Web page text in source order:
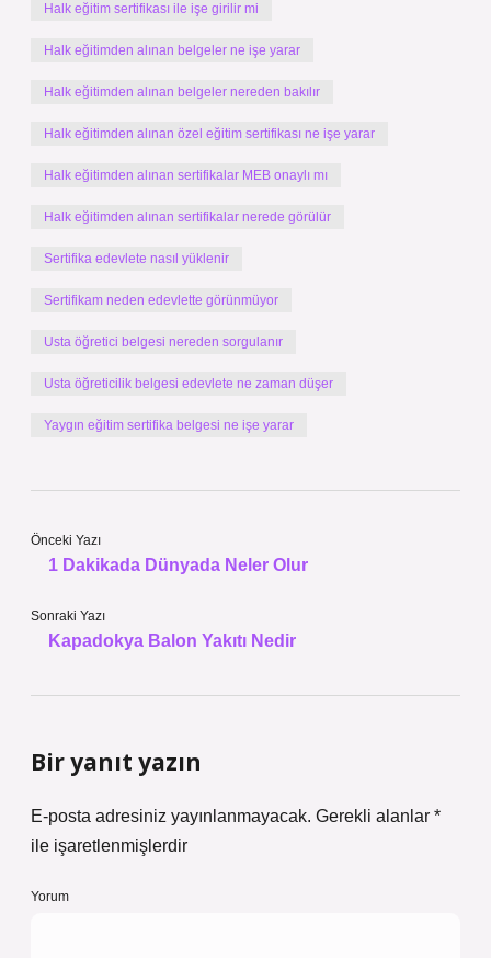
Halk eğitim sertifikası ile işe girilir mi
Halk eğitimden alınan belgeler ne işe yarar
Halk eğitimden alınan belgeler nereden bakılır
Halk eğitimden alınan özel eğitim sertifikası ne işe yarar
Halk eğitimden alınan sertifikalar MEB onaylı mı
Halk eğitimden alınan sertifikalar nerede görülür
Sertifika edevlete nasıl yüklenir
Sertifikam neden edevlette görünmüyor
Usta öğretici belgesi nereden sorgulanır
Usta öğreticilik belgesi edevlete ne zaman düşer
Yaygın eğitim sertifika belgesi ne işe yarar
Önceki Yazı
1 Dakikada Dünyada Neler Olur
Sonraki Yazı
Kapadokya Balon Yakıtı Nedir
Bir yanıt yazın
E-posta adresiniz yayınlanmayacak. Gerekli alanlar *
ile işaretlenmişlerdir
Yorum